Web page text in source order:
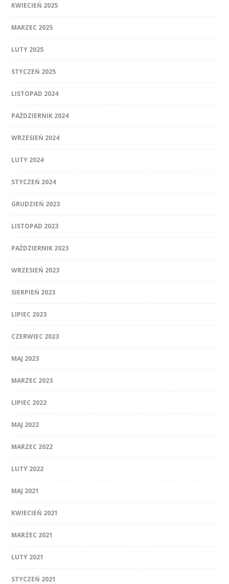
KWIECIEŃ 2025
MARZEC 2025
LUTY 2025
STYCZEŃ 2025
LISTOPAD 2024
PAŹDZIERNIK 2024
WRZESIEŃ 2024
LUTY 2024
STYCZEŃ 2024
GRUDZIEŃ 2023
LISTOPAD 2023
PAŹDZIERNIK 2023
WRZESIEŃ 2023
SIERPIEŃ 2023
LIPIEC 2023
CZERWIEC 2023
MAJ 2023
MARZEC 2023
LIPIEC 2022
MAJ 2022
MARZEC 2022
LUTY 2022
MAJ 2021
KWIECIEŃ 2021
MARZEC 2021
LUTY 2021
STYCZEŃ 2021